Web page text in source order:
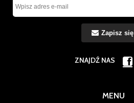
MENU
Zapisz się
ZNAJDŹ NAS